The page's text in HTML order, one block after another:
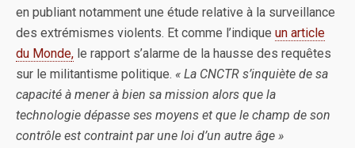
en publiant notamment une étude relative à la surveillance
des extrémismes violents. Et comme l’indique un article
du Monde, le rapport s’alarme de la hausse des requêtes
sur le militantisme politique. « La CNCTR s’inquiète de sa
capacité à mener à bien sa mission alors que la
technologie dépasse ses moyens et que le champ de son
contrôle est contraint par une loi d’un autre âge »